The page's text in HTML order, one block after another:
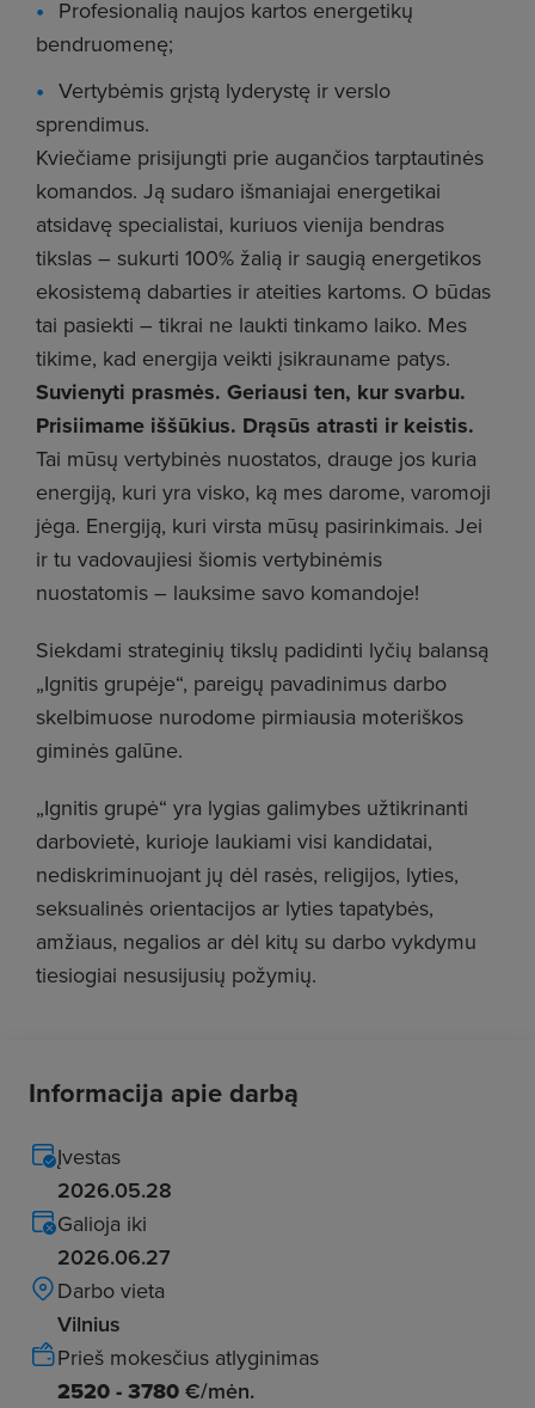
Profesionalią naujos kartos energetikų
bendruomenę;
Vertybėmis grįstą lyderystę ir verslo
sprendimus.
Kviečiame prisijungti prie augančios tarptautinės
komandos. Ją sudaro išmaniajai energetikai
atsidavę specialistai, kuriuos vienija bendras
tikslas – sukurti 100% žalią ir saugią energetikos
ekosistemą dabarties ir ateities kartoms. O būdas
tai pasiekti – tikrai ne laukti tinkamo laiko. Mes
tikime, kad energija veikti įsikrauname patys.
Suvienyti prasmės. Geriausi ten, kur svarbu.
Prisiimame iššūkius. Drąsūs atrasti ir keistis.
Tai mūsų vertybinės nuostatos, drauge jos kuria
energiją, kuri yra visko, ką mes darome, varomoji
jėga. Energiją, kuri virsta mūsų pasirinkimais. Jei
ir tu vadovaujiesi šiomis vertybinėmis
nuostatomis – lauksime savo komandoje!
Siekdami strateginių tikslų padidinti lyčių balansą
„Ignitis grupėje“, pareigų pavadinimus darbo
skelbimuose nurodome pirmiausia moteriškos
giminės galūne.
„Ignitis grupė“ yra lygias galimybes užtikrinanti
darbovietė, kurioje laukiami visi kandidatai,
nediskriminuojant jų dėl rasės, religijos, lyties,
seksualinės orientacijos ar lyties tapatybės,
amžiaus, negalios ar dėl kitų su darbo vykdymu
tiesiogiai nesusijusių požymių.
Informacija apie darbą
Įvestas
2026.05.28
Galioja iki
2026.06.27
Darbo vieta
Vilnius
Prieš mokesčius atlyginimas
2520 - 3780 €/mėn.